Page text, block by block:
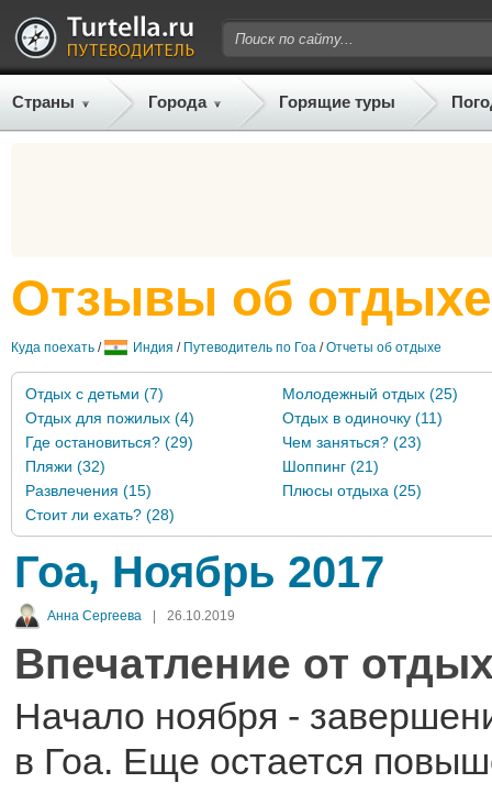
Страны Города Горящие туры
Отзывы об
Куда поехать / Индия / Путеводитель по Гоа /Отчеты об отдыхе
Отдых с детьми (7)
Молодежный отдых (25)
Отдых для пожилых (4)
Отдых в одиночку (11)
Где остановиться? (29)
Чем заняться? (23)
Пляжи (32)
Шоппинг (21)
Развлечения (15)
Плюсы отдыха (25)
Стоит ли ехать? (28)
Гоа, Ноябрь 2017
Анна Сергеева | 26.10.2019
Впечатление от
Начало ноября -
в Гоа. Еще остается